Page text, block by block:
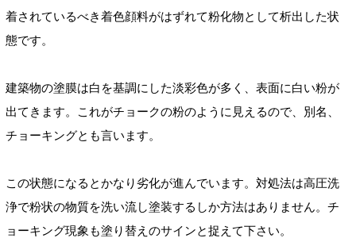
着されているべき着色顔料がはずれて粉化物として析出した状
態です。
建築物の塗膜は白を基調にした淡彩色が多く、表面に白い粉が
出てきます。これがチョークの粉のように見えるので、別名、
チョーキングとも言います。
この状態になるとかなり劣化が進んでいます。対処法は高圧洗
浄で粉状の物質を洗い流し塗装するしか方法はありません。チ
ョーキング現象も塗り替えのサインと捉えて下さい。